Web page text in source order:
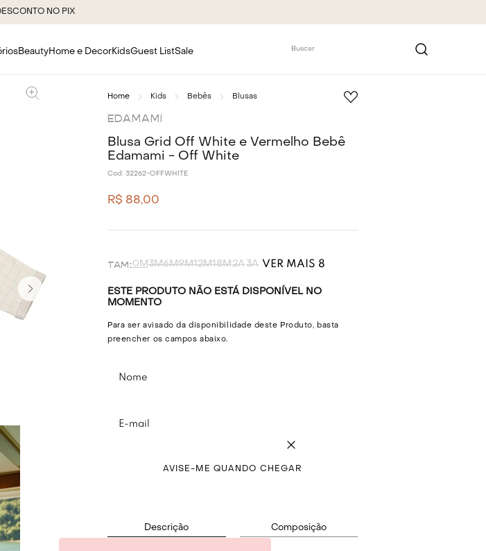
NO PIX
BeautyHome e DecorKidsGuest ListSale
Buscar
Kids Bebês Blusas
EDAMAMI
Blusa Grid Off White e Vermelho Bebê
Edamami - Off White
Cod: 32262-OFFWHITE
R$ 88,00
0M3M6M9M12M18M2A3A VER MAIS 8
ESTE PRODUTO NÃO ESTÁ DISPONÍVEL NO
MOMENTO
Para ser avisado da disponibilidade deste Produto, basta
preencher os campos abaixo.
AVISE-ME QUANDO CHEGAR
Descrição Composição